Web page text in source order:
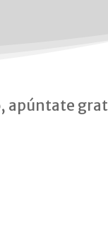
apúntate